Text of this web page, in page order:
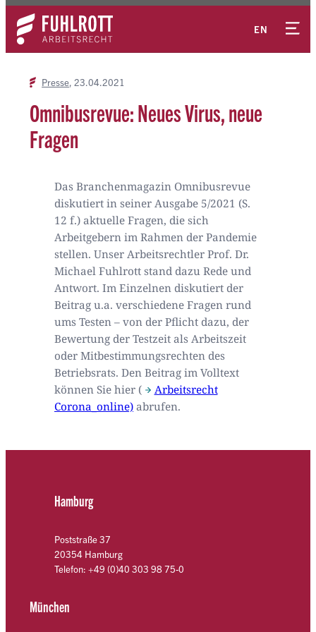
Zum
Inhalt
springen
EN
Kontakt
Presse 23.04.2021
Omnibusrevue: Neues Virus, neue
Fragen
Das Branchenmagazin Omnibusrevue
diskutiert in seiner Ausgabe 5/2021 (S.
12 f.) aktuelle Fragen, die sich
Arbeitgebern im Rahmen der Pandemie
stellen. Unser Arbeitsrechtler Prof. Dr.
Michael Fuhlrott stand dazu Rede und
Antwort. Im Einzelnen diskutiert der
Beitrag u.a. verschiedene Fragen rund
ums Testen – von der Pflicht dazu, der
Bewertung der Testzeit als Arbeitszeit
oder Mitbestimmungsrechten des
Betriebsrats. Den Beitrag im Volltext
können Sie hier (
Arbeitsrecht
Corona_online)abrufen.
Hamburg
Poststraße 37
20354 Hamburg
Telefon: +49 (0)40 303 98 75-0
München